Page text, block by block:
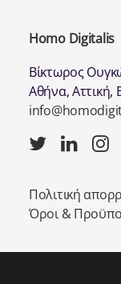
Homo Digitalis
Βίκτωρος
Αθήνα, Αττική,
Πολιτική
Όροι &